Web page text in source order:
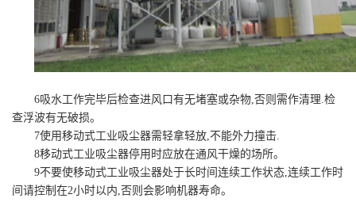
6吸水工作完毕后检查进风口有无堵塞或杂物,否则需作清理.检
查浮波有无破损。
7使用移动式工业吸尘器需轻拿轻放,不能外力撞击.
8移动式工业吸尘器停用时应放在通风干燥的场所。
9不要使移动式工业吸尘器处于长时间连续工作状态,连续工作时
间请控制在2小时以内,否则会影响机器寿命。